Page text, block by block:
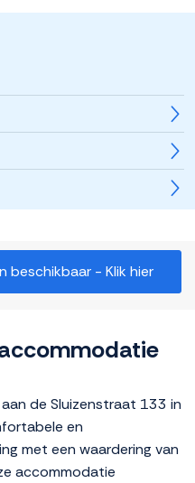
beschikbaar - Klik hier
de Sluizenstraat 133 in
en
met een waardering van
accommodatie